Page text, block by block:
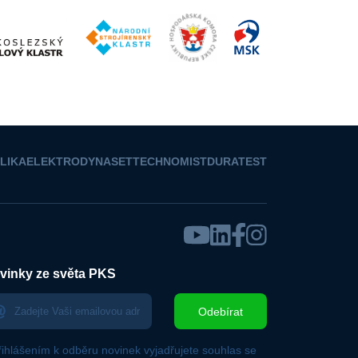
ELEKTRODYNASETTECHNOMISTDURATEST
ze světa PKS
Odebírat
k odběru novinek vyjadřujete souhlas se